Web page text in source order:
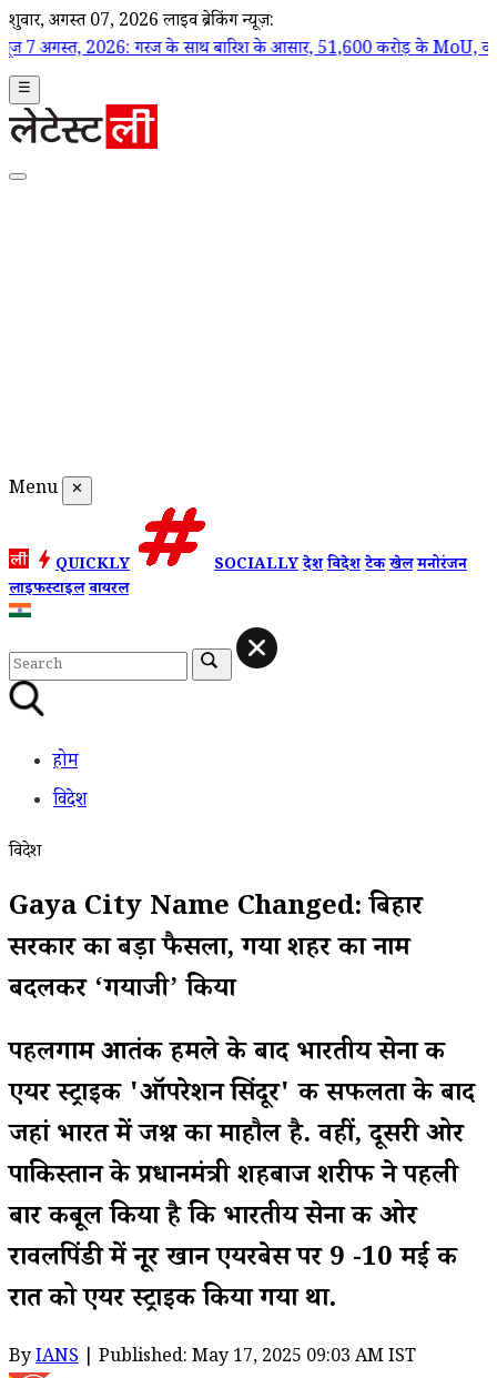
शुक्रवार, अगस्त 07, 2026 लाइव ब्रेकिंग न्यूज़:
गरज के साथ बारिश के आसार, 51,600 करोड़ के MoU, कानून-
☰
Menu ✕
QUICKLY SOCIALLYदेशविदेशटेकखेलमनोरंजन
लाइफस्टाइलवायरल
होम
विदेश
विदेश
Gaya City Name Changed: बिहार
सरकार का बड़ा फैसला, गया शहर का नाम
बदलकर ‘गयाजी’ किया
पहलगाम आतंकी हमले के बाद भारतीय सेना की
एयर स्ट्राइक 'ऑपरेशन सिंदूर' की सफलता के बाद
जहां भारत में जश्न का माहौल है. वहीं, दूसरी ओर
पाकिस्तान के प्रधानमंत्री शहबाज शरीफ ने पहली
बार कबूल किया है कि भारतीय सेना की ओर
रावलपिंडी में नूर खान एयरबेस पर 9 -10 मई की
रात को एयर स्ट्राइक किया गया था.
ByIANS | Published: May 17, 2025 09:03 AM IST